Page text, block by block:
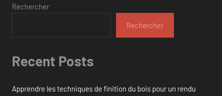
Rechercher
Rechercher
Recent Posts
Apprendre les techniques de finition du bois pour un rendu